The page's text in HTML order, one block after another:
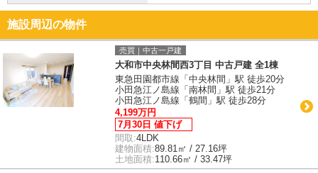
施設周辺の物件
売買｜中古一戸建
大和市中央林間西3丁目 中古戸建 全1棟
東急田園都市線「中央林間」駅 徒歩20分
小田急江ノ島線「南林間」駅 徒歩21分
小田急江ノ島線「鶴間」駅 徒歩28分
4,199万円
7月30日 値下げ
間取:4LDK
建物面積:89.81㎡ / 27.16坪
土地面積:110.66㎡ / 33.47坪